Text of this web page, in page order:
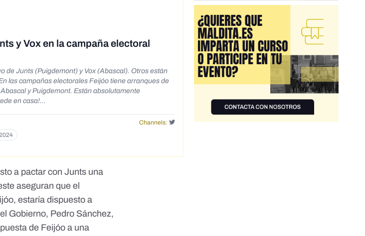
y Vox en la campaña electoral
de Junts (Puigdemont) y Vox (Abascal). Otros están
y Puigdemont. Están absolutamente
de censura. Pero no ha dicho que lo hiciera ni
Channels:
a pactar con Junts una
aseguran que el
estaría dispuesto a
Gobierno, Pedro Sánchez,
de Feijóo a una